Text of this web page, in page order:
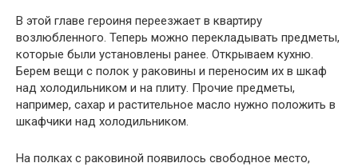
В этой главе героиня переезжает в квартиру
возлюбленного. Теперь можно перекладывать предметы,
которые были установлены ранее. Открываем кухню.
Берем вещи с полок у раковины и переносим их в шкаф
над холодильником и на плиту. Прочие предметы,
например, сахар и растительное масло нужно положить в
шкафчики над холодильником.
На полках с раковиной появилось свободное место,